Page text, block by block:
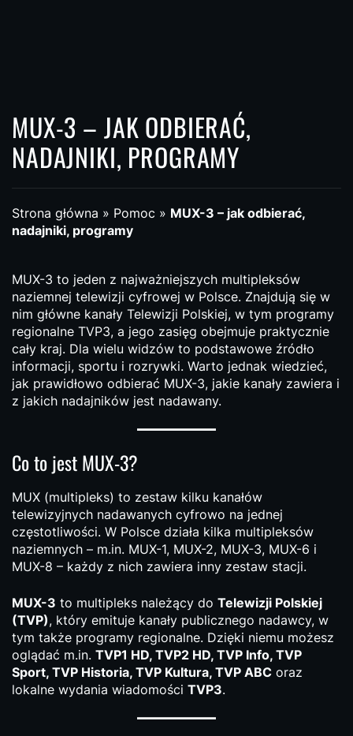
MUX-3 – JAK ODBIERAĆ,
NADAJNIKI, PROGRAMY
Strona główna » Pomoc » MUX-3 – jak odbierać,
nadajniki, programy
MUX-3 to jeden z najważniejszych multipleksów
naziemnej telewizji cyfrowej w Polsce. Znajdują się w
nim główne kanały Telewizji Polskiej, w tym programy
regionalne TVP3, a jego zasięg obejmuje praktycznie
cały kraj. Dla wielu widzów to podstawowe źródło
informacji, sportu i rozrywki. Warto jednak wiedzieć,
jak prawidłowo odbierać MUX-3, jakie kanały zawiera i
z jakich nadajników jest nadawany.
Co to jest MUX-3?
MUX (multipleks) to zestaw kilku kanałów
telewizyjnych nadawanych cyfrowo na jednej
częstotliwości. W Polsce działa kilka multipleksów
naziemnych – m.in. MUX-1, MUX-2, MUX-3, MUX-6 i
MUX-8 – każdy z nich zawiera inny zestaw stacji.
MUX-3 to multipleks należący do Telewizji Polskiej
(TVP), który emituje kanały publicznego nadawcy, w
tym także programy regionalne. Dzięki niemu możesz
oglądać m.in. TVP1 HD, TVP2 HD, TVP Info, TVP
Sport, TVP Historia, TVP Kultura, TVP ABC oraz
lokalne wydania wiadomości TVP3.